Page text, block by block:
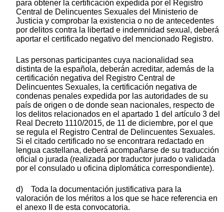
para obtener la certificación expedida por el Registro
Central de Delincuentes Sexuales del Ministerio de
Justicia y comprobar la existencia o no de antecedentes
por delitos contra la libertad e indemnidad sexual, deberá
aportar el certificado negativo del mencionado Registro.
Las personas participantes cuya nacionalidad sea
distinta de la española, deberán acreditar, además de la
certificación negativa del Registro Central de
Delincuentes Sexuales, la certificación negativa de
condenas penales expedida por las autoridades de su
país de origen o de donde sean nacionales, respecto de
los delitos relacionados en el apartado 1 del artículo 3 del
Real Decreto 1110/2015, de 11 de diciembre, por el que
se regula el Registro Central de Delincuentes Sexuales.
Si el citado certificado no se encontrara redactado en
lengua castellana, deberá acompañarse de su traducción
oficial o jurada (realizada por traductor jurado o validada
por el consulado u oficina diplomática correspondiente).
d) Toda la documentación justificativa para la
valoración de los méritos a los que se hace referencia en
el anexo II de esta convocatoria.